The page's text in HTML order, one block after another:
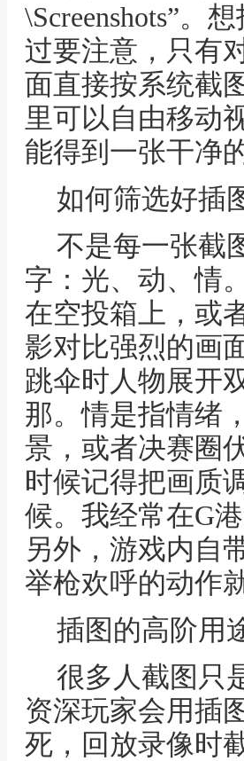
\Screenshots”。
过要注意，只有
面直接按系统截
里可以自由移动
能得到一张干净
如何筛选好插
不是每一张截
字：光、动、情
在空投箱上，或
影对比强烈的画
跳伞时人物展开
那。情是指情绪
景，或者决赛圈
时候记得把画质
候。我经常在G
另外，游戏内自
举枪欢呼的动作
插图的高阶用
很多人截图只
资深玩家会用插
死，回放录像时